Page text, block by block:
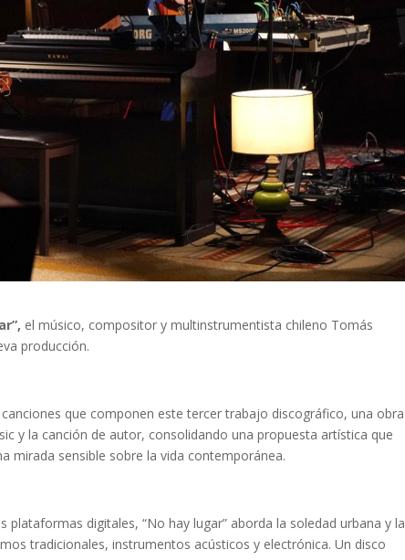
el músico, compositor y multinstrumentista chileno Tomás
producción.
que componen este tercer trabajo discográfico, una obra
y la canción de autor, consolidando una propuesta artística que
mirada sensible sobre la vida contemporánea.
digitales, “No hay lugar” aborda la soledad urbana y la
tradicionales, instrumentos acústicos y electrónica. Un disco